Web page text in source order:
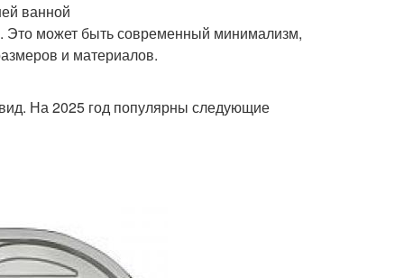
ванной
может быть современный минимализм,
и материалов.
На 2025 год популярны следующие